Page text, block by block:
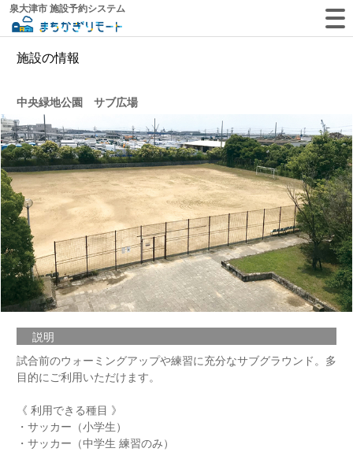
泉大津市 施設予約システム
施設の情報
中央緑地公園 サブ広場
説明
試合前のウォーミングアップや練習に充分なサブグラウンド。多
目的にご利用いただけます。
《 利用できる種目 》
・サッカー（小学生）
・サッカー（中学生 練習のみ）